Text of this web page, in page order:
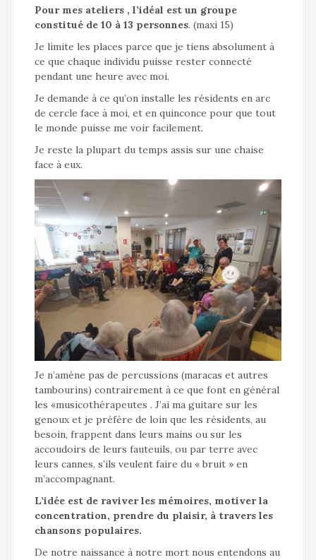
Pour mes ateliers , l’idéal est un groupe
constitué de 10 à 13 personnes. (maxi 15)
Je limite les places parce que je tiens absolument à
ce que chaque individu puisse rester connecté
pendant une heure avec moi.
Je demande à ce qu’on installe les résidents en arc
de cercle face à moi, et en quinconce pour que tout
le monde puisse me voir facilement.
Je reste la plupart du temps assis sur une chaise
face à eux.
Je n’amène pas de percussions (maracas et autres
tambourins) contrairement à ce que font en général
les «musicothérapeutes . J’ai ma guitare sur les
genoux et je préfère de loin que les résidents, au
besoin, frappent dans leurs mains ou sur les
accoudoirs de leurs fauteuils, ou par terre avec
leurs cannes, s’ils veulent faire du « bruit » en
m’accompagnant.
L’idée est de raviver les mémoires, motiver la
concentration, prendre du plaisir, à travers les
chansons populaires.
De notre naissance à notre mort nous entendons au